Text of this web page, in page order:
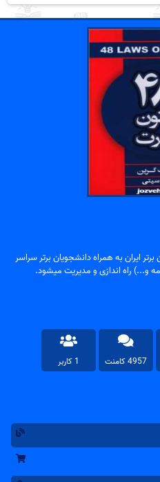
ایران به همراه دانشجویان برتر سراسر
و...) راه اندازی و مدیریت میشود.
4957 کامنت 1 کاربر